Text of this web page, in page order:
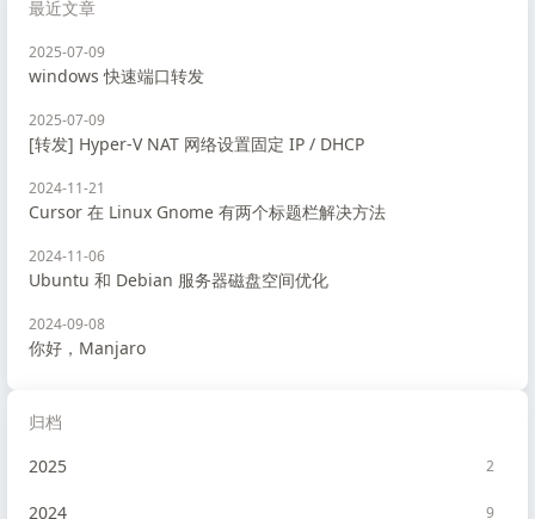
最近文章
2025-07-09
windows 快速端口转发
2025-07-09
[转发] Hyper-V NAT 网络设置固定 IP / DHCP
2024-11-21
Cursor 在 Linux Gnome 有两个标题栏解决方法
2024-11-06
Ubuntu 和 Debian 服务器磁盘空间优化
2024-09-08
你好，Manjaro
归档
2025
2
2024 9